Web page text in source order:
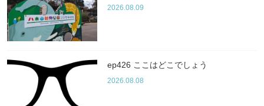
2026.08.09
ep426 ここはどこでしょう
2026.08.08